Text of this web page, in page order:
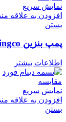
نمایش سریع
افزودن به علاقه
بستن
پمپ بنزین Kingco
اطلاعات بیشتر
مقایسه
نمایش سریع
افزودن به علاقه
بستن